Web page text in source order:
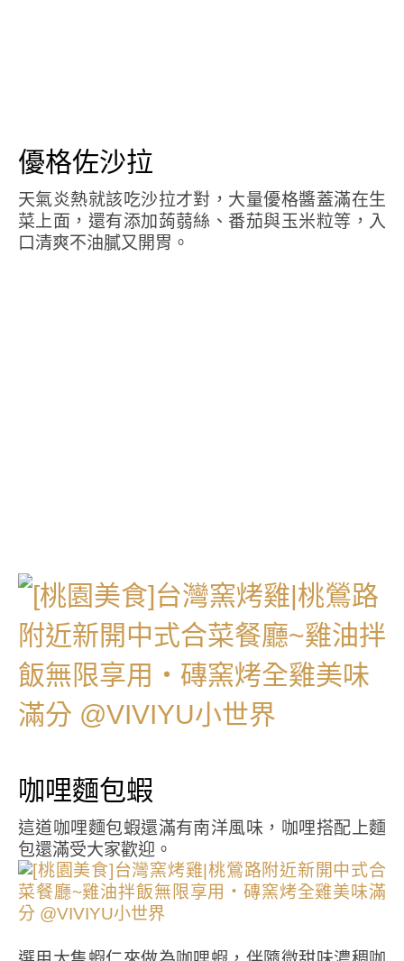
優格佐沙拉
天氣炎熱就該吃沙拉才對，大量優格醬蓋滿在生
菜上面，還有添加蒟蒻絲、番茄與玉米粒等，入
口清爽不油膩又開胃。
咖哩麵包蝦
這道咖哩麵包蝦還滿有南洋風味，咖哩搭配上麵
包還滿受大家歡迎。